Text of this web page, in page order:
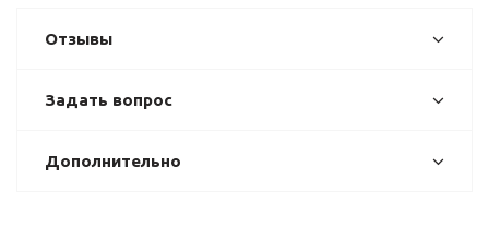
Отзывы
Задать вопрос
Дополнительно